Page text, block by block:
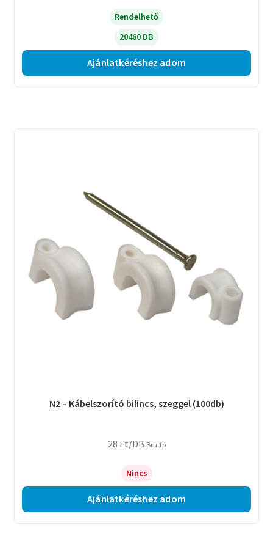
Rendelhető
20460 DB
Ajánlatkéréshez adom
N2 – Kábelszorító bilincs, szeggel (100db)
28 Ft/DB Bruttó
Nincs
Ajánlatkéréshez adom